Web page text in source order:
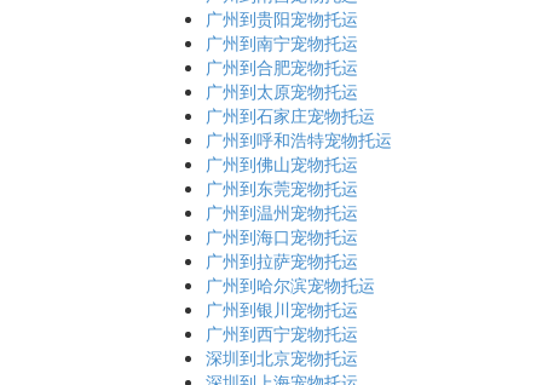
广州到贵阳宠物托运
广州到南宁宠物托运
广州到合肥宠物托运
广州到太原宠物托运
广州到石家庄宠物托运
广州到呼和浩特宠物托运
广州到佛山宠物托运
广州到东莞宠物托运
广州到温州宠物托运
广州到海口宠物托运
广州到拉萨宠物托运
广州到哈尔滨宠物托运
广州到银川宠物托运
广州到西宁宠物托运
深圳到北京宠物托运